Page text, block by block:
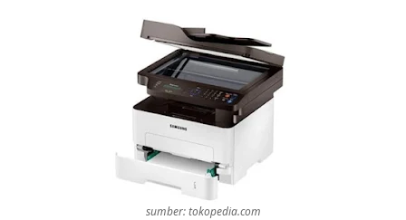
sumber: tokopedia.com